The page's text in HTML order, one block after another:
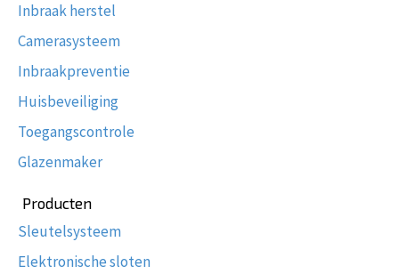
Inbraak herstel
Camerasysteem
Inbraakpreventie
Huisbeveiliging
Toegangscontrole
Glazenmaker
Producten
Sleutelsysteem
Elektronische sloten